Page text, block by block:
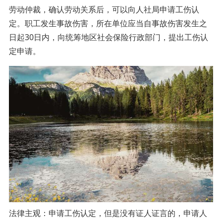
劳动仲裁，确认劳动关系后，可以向人社局申请工伤认
定。职工发生事故伤害，所在单位应当自事故伤害发生之
日起30日内，向统筹地区社会保险行政部门，提出工伤认
定申请。
法律主观：申请工伤认定，但是没有证人证言的，申请人